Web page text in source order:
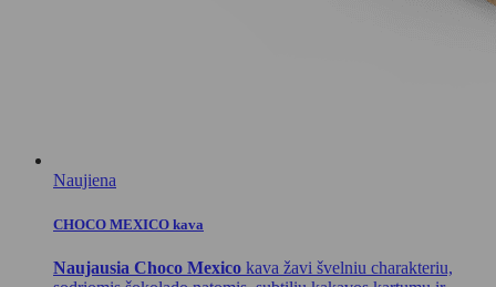
Naujiena
CHOCO MEXICO kava
Naujausia Choco Mexico kava žavi švelniu charakteriu,